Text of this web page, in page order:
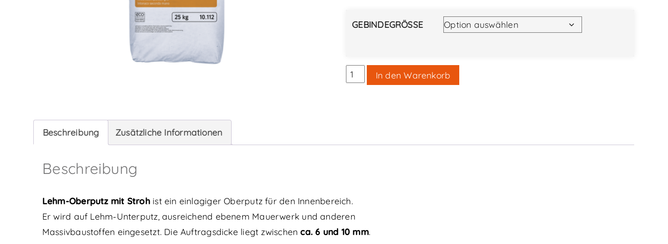
GEBINDEGRÖSSE
Lehm-
Oberputz
In den Warenkorb
Beschreibung Zusätzliche Informationen
Beschreibung
Lehm-Oberputz mit Strohist ein einlagiger Oberputz für den Innenbereich.
Er wird auf Lehm-Unterputz, ausreichend ebenem Mauerwerk und anderen
Massivbaustoffen eingesetzt. Die Auftragsdicke liegt zwischenca. 6 und 10 mm.